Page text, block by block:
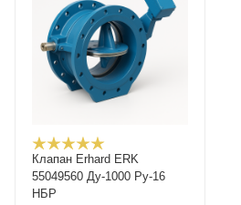
Клапан Erhard ERK
55049560 Ду-1000 Ру-16
НБР